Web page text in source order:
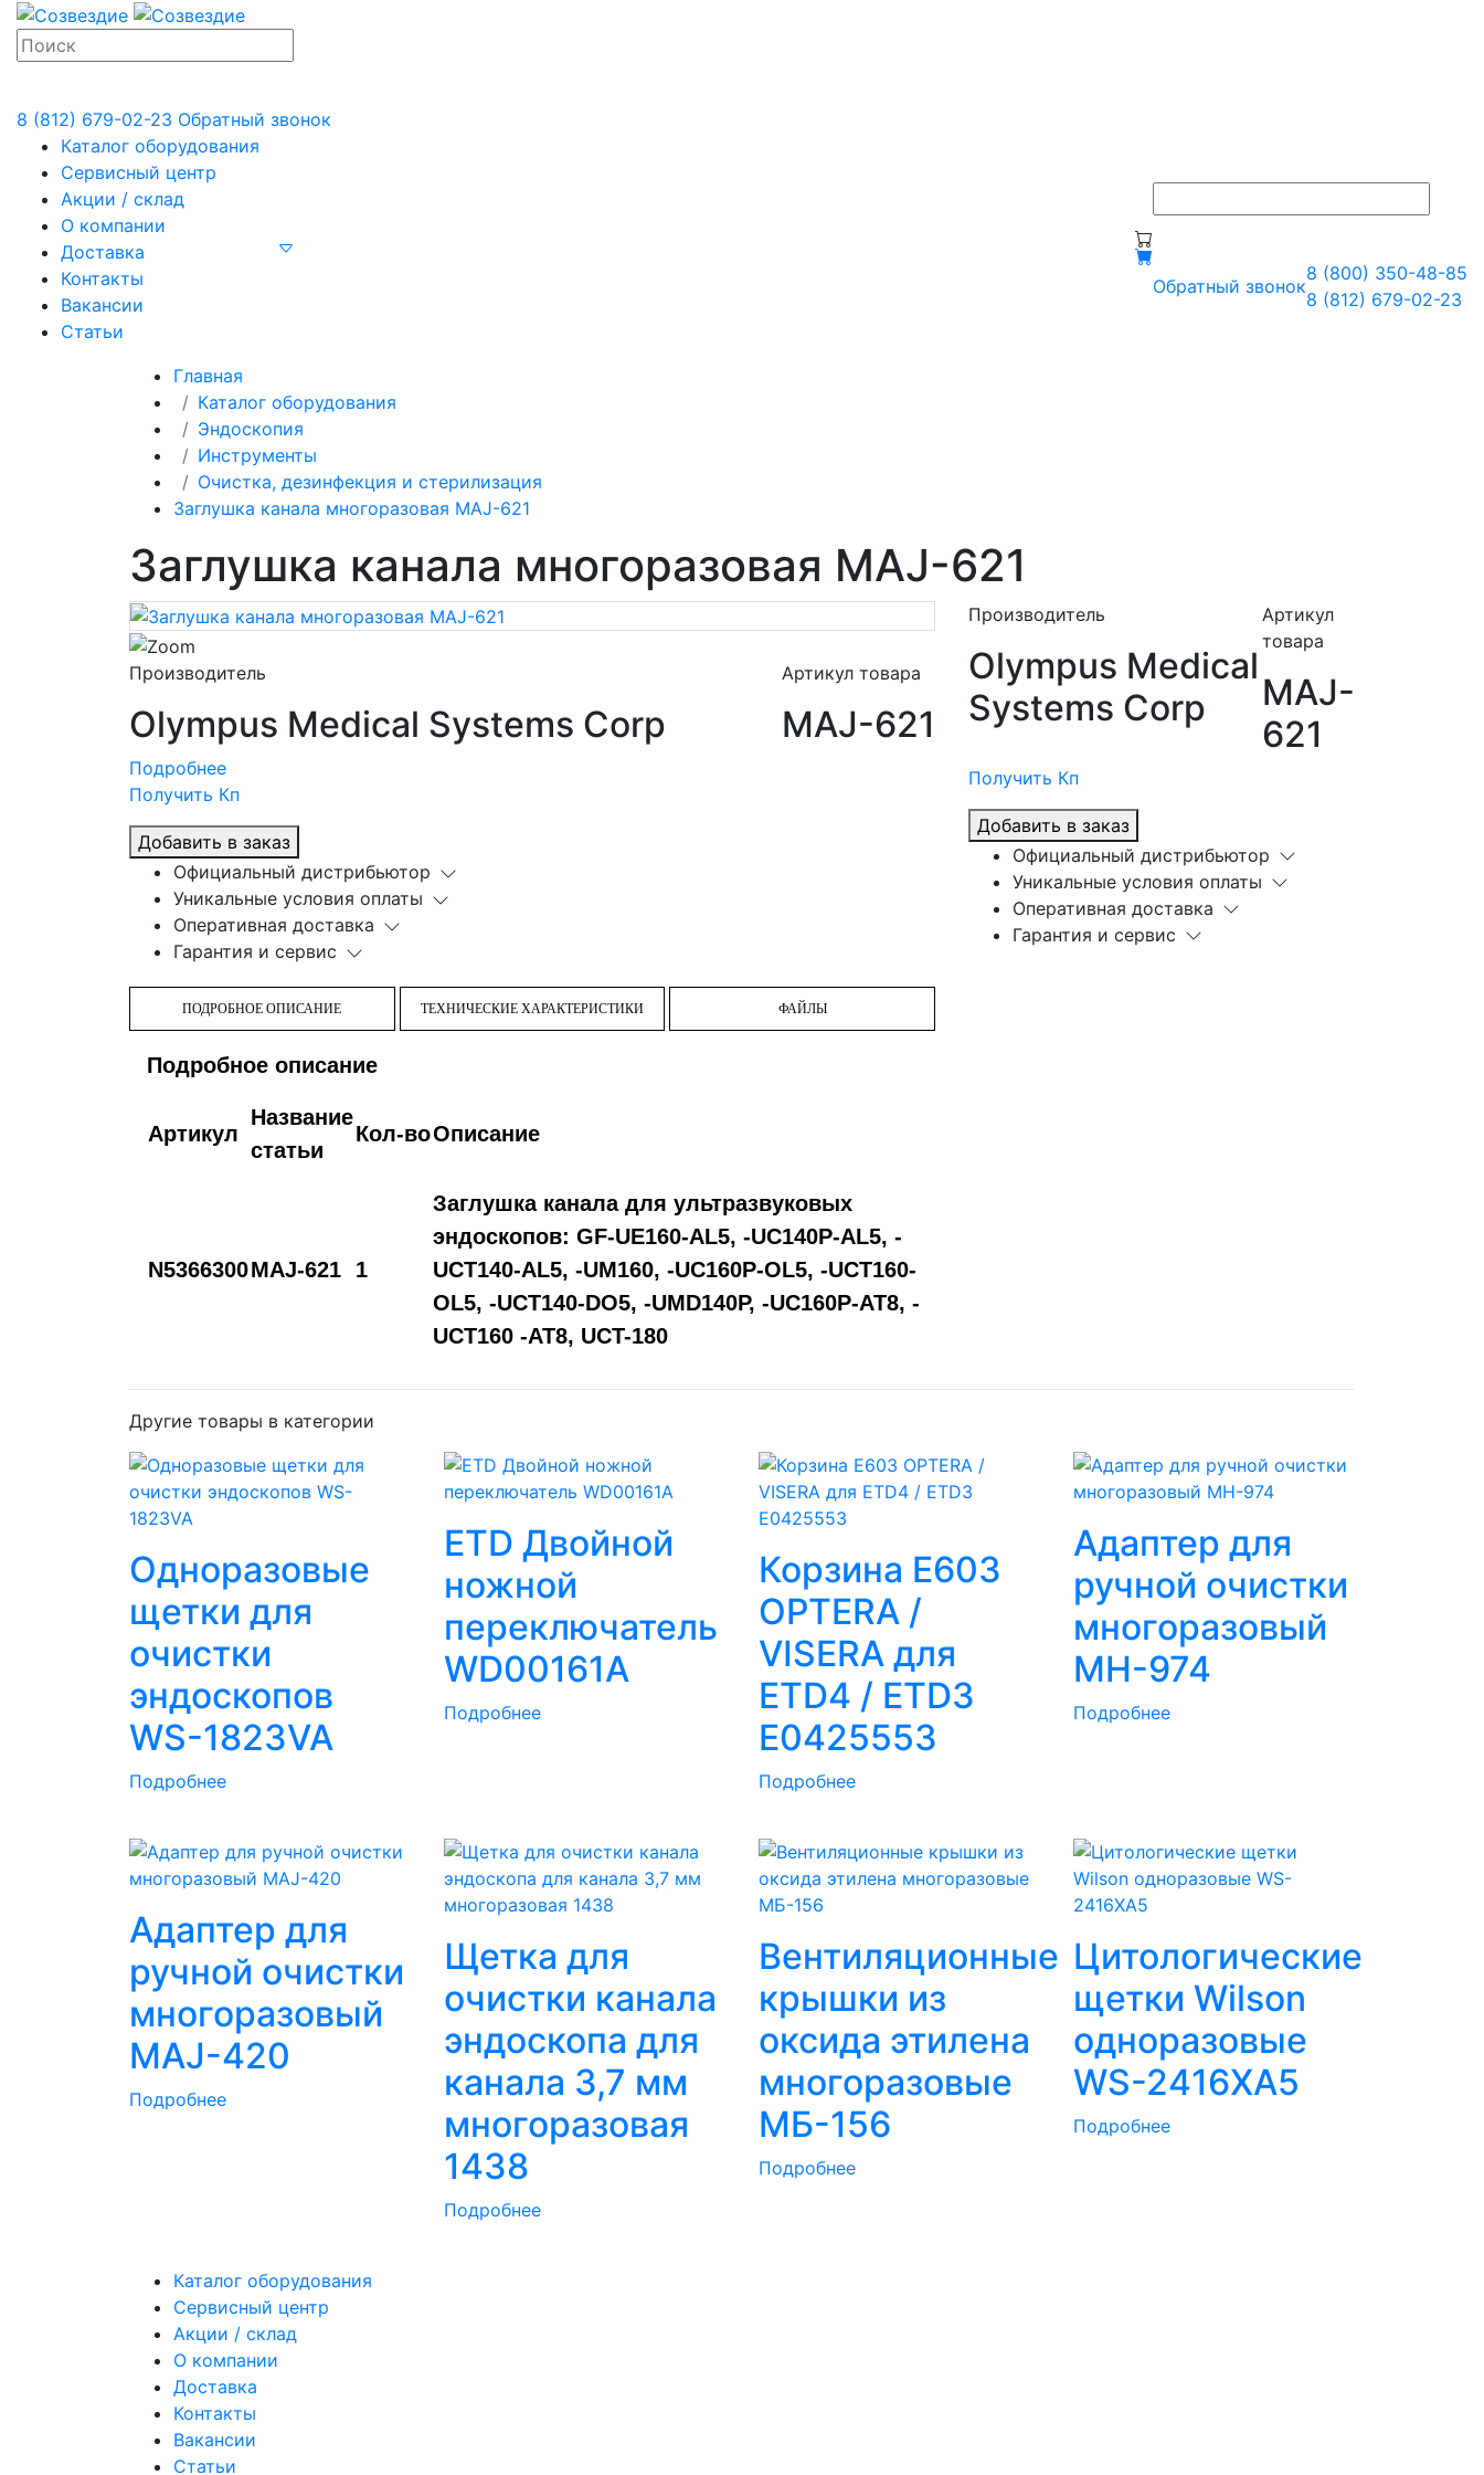
8 (812) 679-02-23 Обратный звонок
Каталог оборудования
Сервисный центр
Акции / склад
О компании
Доставка
Контакты
Вакансии
Статьи
Обратный звонок
8 (800) 350-48-85
8 (812) 679-02-23
Главная
Каталог оборудования
Эндоскопия
Инструменты
Очистка, дезинфекция и стерилизация
Заглушка канала многоразовая MAJ-621
Заглушка канала многоразовая MAJ-621
Производитель
Olympus Medical Systems Corp
Артикул товара
MAJ-621
Подробнее
Получить Кп
Добавить в заказ
Официальный дистрибьютор
Уникальные условия оплаты
Оперативная доставка
Гарантия и сервис
ПОДРОБНОЕ ОПИСАНИЕ ТЕХНИЧЕСКИЕ ХАРАКТЕРИСТИКИ ФАЙЛЫ
Подробное описание
Артикул
Название
статьи
Кол‑воОписание
N5366300MAJ-621 1
Заглушка канала для ультразвуковых
эндоскопов: GF-UE160-AL5, -UC140P-AL5, -
UCT140-AL5, -UM160, -UC160P-OL5, -UCT160-
OL5, -UCT140-DO5, -UMD140P, -UC160P-AT8, -
UCT160 -AT8, UCT-180
Производитель
Olympus Medical
Systems Corp
Артикул
товара
MAJ-
621
Получить Кп
Добавить в заказ
Официальный дистрибьютор
Уникальные условия оплаты
Оперативная доставка
Гарантия и сервис
Другие товары в категории
Одноразовые
щетки для
очистки
эндоскопов
WS-1823VA
Подробнее
ETD Двойной
ножной
переключатель
WD00161A
Подробнее
Корзина E603
OPTERA /
VISERA для
ETD4 / ETD3
E0425553
Подробнее
Адаптер для
ручной очистки
многоразовый
MH-974
Подробнее
Адаптер для
ручной очистки
многоразовый
MAJ-420
Подробнее
Щетка для
очистки канала
эндоскопа для
канала 3,7 мм
многоразовая
1438
Подробнее
Вентиляционные
крышки из
оксида этилена
многоразовые
МБ-156
Подробнее
Цитологические
щетки Wilson
одноразовые
WS-2416XA5
Подробнее
Каталог оборудования
Сервисный центр
Акции / склад
О компании
Доставка
Контакты
Вакансии
Статьи